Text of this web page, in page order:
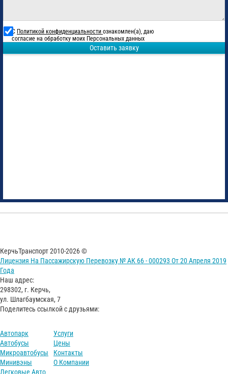
С Политикой конфиденциальности ознакомлен(а), даю
согласие на обработку моих Персональных данных
Оставить заявку
КерчьТранспорт 2010-2026 ©
Лицензия На Пассажирскую Перевозку № АК 66 - 000293 От 20 Апреля 2019
Года
Наш адрес:
298302, г. Керчь,
ул. Шлагбаумская, 7
Поделитесь ссылкой с друзьями:
Автопарк
Автобусы
Микроавтобусы
Минивэны
Легковые Авто
Услуги
Цены
Контакты
О Компании